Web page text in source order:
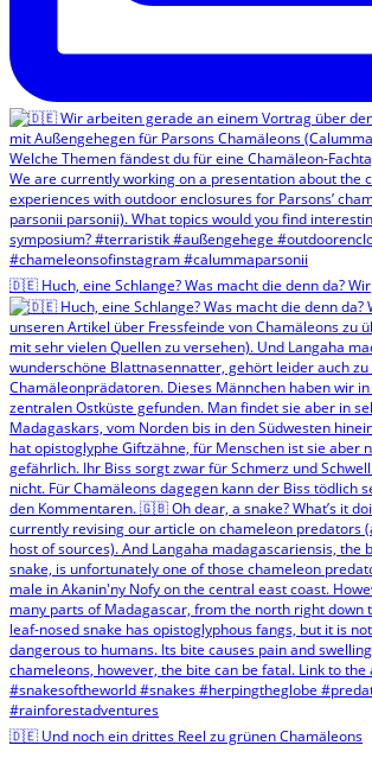
🇩🇪 Huch, eine Schlange? Was macht die denn da? Wir
🇩🇪 Und noch ein drittes Reel zu grünen Chamäleons